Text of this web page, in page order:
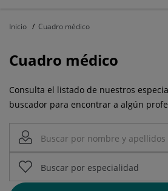
Inicio Cuadro médico
Cuadro médico
Consulta el listado de nuestros
buscador para encontrar a algún